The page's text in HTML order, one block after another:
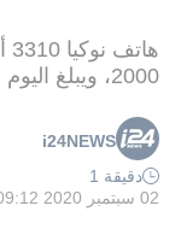
2000، ويبلغ اليوم من العمر 20 عامًا
i24NEWS
دقيقة 1
02 سبتمبر 2020 09:12 ص